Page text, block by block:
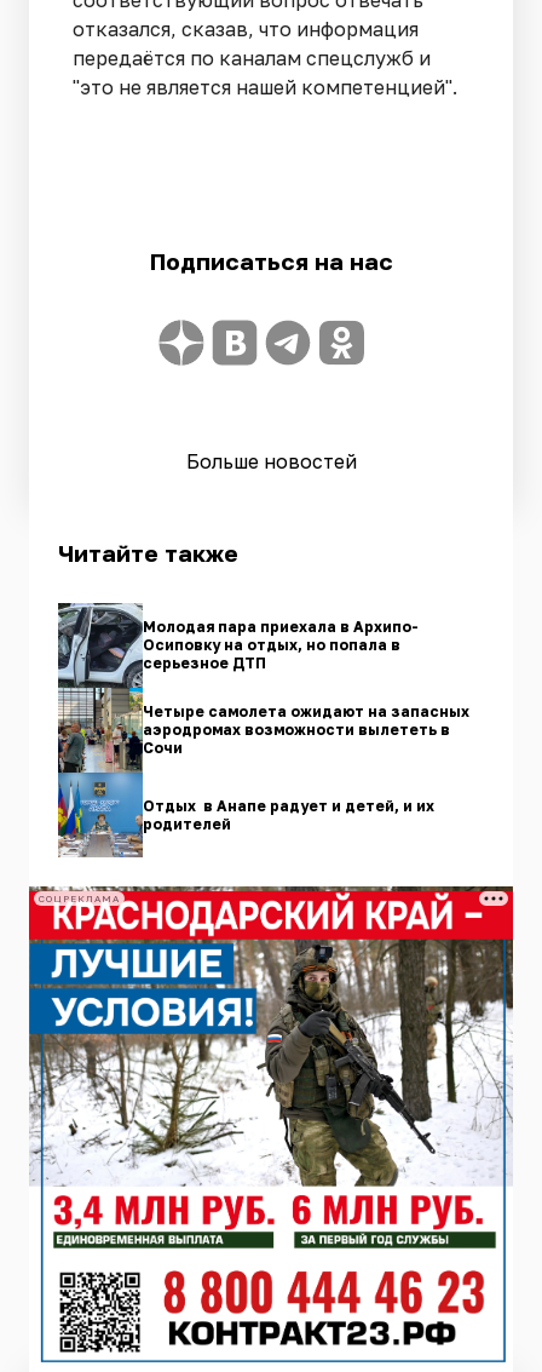
отказался, сказав, что информация
передаётся по каналам спецслужб и
"это не является нашей компетенцией".
Подписаться на нас
Больше новостей
Читайте также
Молодая пара приехала в Архипо-
Осиповку на отдых, но попала в
серьезное ДТП
Четыре самолета ожидают на запасных
аэродромах возможности вылететь в
Сочи
Отдых в Анапе радует и детей, и их
родителей
СОЦРЕКЛАМА